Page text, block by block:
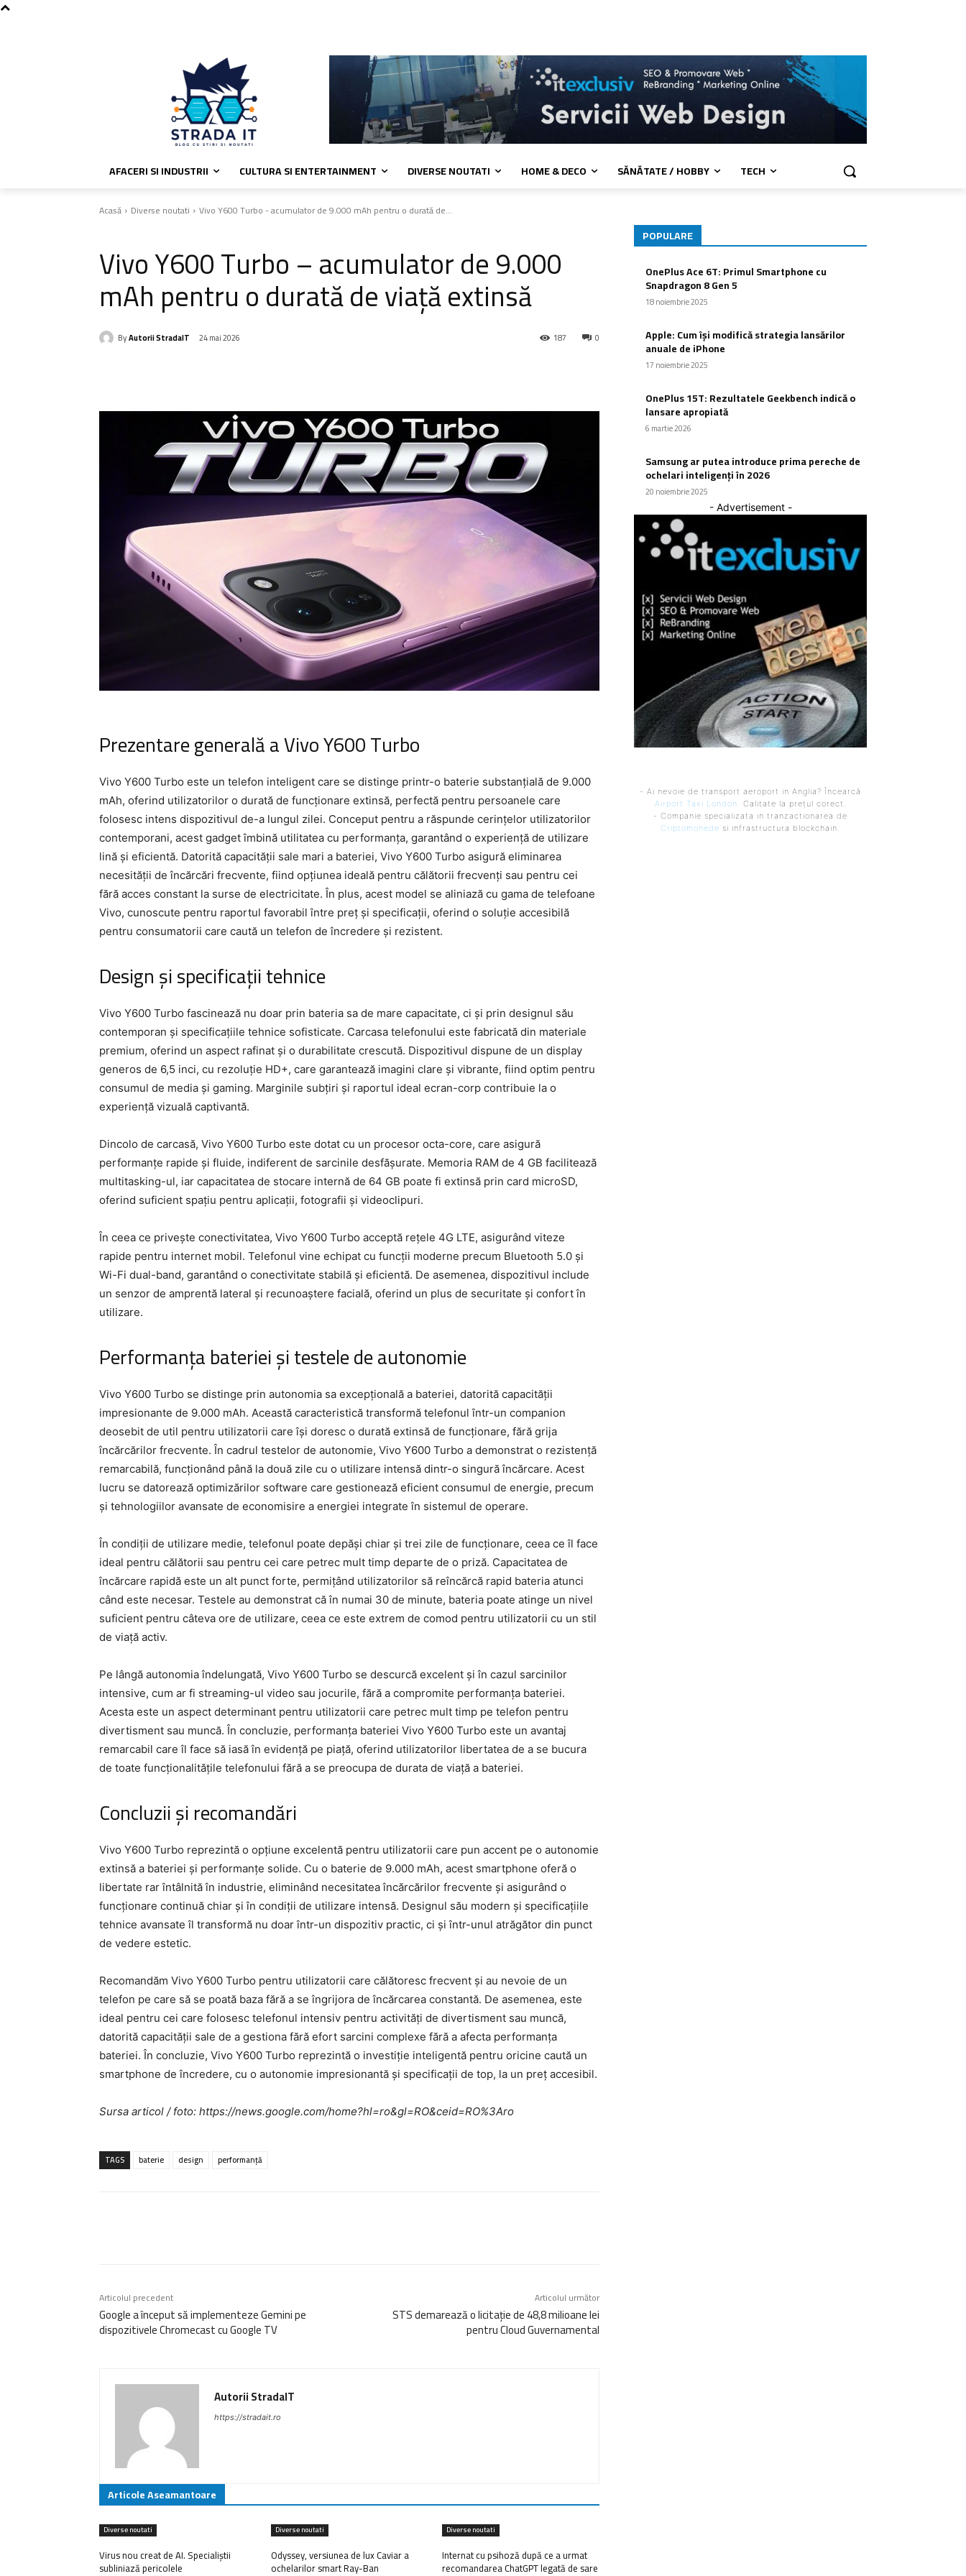
AFACERI SI INDUSTRII CULTURA SI ENTERTAINMENT DIVERSE NOUTATI HOME & DECO SĂNĂTATE / HOBBY TECH
Acasă Diverse noutati Vivo Y600 Turbo - acumulator de 9.000 mAh pentru o durată de...
Vivo Y600 Turbo – acumulator de 9.000
mAh pentru o durată de viață extinsă
ByAutorii StradaIT 24 mai 2026 0
187
Prezentare generală a Vivo Y600 Turbo
Vivo Y600 Turbo este un telefon inteligent care se distinge printr-o baterie substanțială de 9.000
mAh, oferind utilizatorilor o durată de funcționare extinsă, perfectă pentru persoanele care
folosesc intens dispozitivul de-a lungul zilei. Conceput pentru a răspunde cerințelor utilizatorilor
contemporani, acest gadget îmbină utilitatea cu performanța, garantând o experiență de utilizare
lină și eficientă. Datorită capacității sale mari a bateriei, Vivo Y600 Turbo asigură eliminarea
necesității de încărcări frecvente, fiind opțiunea ideală pentru călătorii frecvenți sau pentru cei
fără acces constant la surse de electricitate. În plus, acest model se aliniază cu gama de telefoane
Vivo, cunoscute pentru raportul favorabil între preț și specificații, oferind o soluție accesibilă
pentru consumatorii care caută un telefon de încredere și rezistent.
Design și specificații tehnice
Vivo Y600 Turbo fascinează nu doar prin bateria sa de mare capacitate, ci și prin designul său
contemporan și specificațiile tehnice sofisticate. Carcasa telefonului este fabricată din materiale
premium, oferind un aspect rafinat și o durabilitate crescută. Dispozitivul dispune de un display
generos de 6,5 inci, cu rezoluție HD+, care garantează imagini clare și vibrante, fiind optim pentru
consumul de media și gaming. Marginile subțiri și raportul ideal ecran-corp contribuie la o
experiență vizuală captivantă.
Dincolo de carcasă, Vivo Y600 Turbo este dotat cu un procesor octa-core, care asigură
performanțe rapide și fluide, indiferent de sarcinile desfășurate. Memoria RAM de 4 GB facilitează
multitasking-ul, iar capacitatea de stocare internă de 64 GB poate fi extinsă prin card microSD,
oferind suficient spațiu pentru aplicații, fotografii și videoclipuri.
În ceea ce privește conectivitatea, Vivo Y600 Turbo acceptă rețele 4G LTE, asigurând viteze
rapide pentru internet mobil. Telefonul vine echipat cu funcții moderne precum Bluetooth 5.0 și
Wi-Fi dual-band, garantând o conectivitate stabilă și eficientă. De asemenea, dispozitivul include
un senzor de amprentă lateral și recunoaștere facială, oferind un plus de securitate și confort în
utilizare.
Performanța bateriei și testele de autonomie
Vivo Y600 Turbo se distinge prin autonomia sa excepțională a bateriei, datorită capacității
impresionante de 9.000 mAh. Această caracteristică transformă telefonul într-un companion
deosebit de util pentru utilizatorii care își doresc o durată extinsă de funcționare, fără grija
încărcărilor frecvente. În cadrul testelor de autonomie, Vivo Y600 Turbo a demonstrat o rezistență
remarcabilă, funcționând până la două zile cu o utilizare intensă dintr-o singură încărcare. Acest
lucru se datorează optimizărilor software care gestionează eficient consumul de energie, precum
și tehnologiilor avansate de economisire a energiei integrate în sistemul de operare.
În condiții de utilizare medie, telefonul poate depăși chiar și trei zile de funcționare, ceea ce îl face
ideal pentru călătorii sau pentru cei care petrec mult timp departe de o priză. Capacitatea de
încărcare rapidă este un alt punct forte, permițând utilizatorilor să reîncărcă rapid bateria atunci
când este necesar. Testele au demonstrat că în numai 30 de minute, bateria poate atinge un nivel
suficient pentru câteva ore de utilizare, ceea ce este extrem de comod pentru utilizatorii cu un stil
de viață activ.
Pe lângă autonomia îndelungată, Vivo Y600 Turbo se descurcă excelent și în cazul sarcinilor
intensive, cum ar fi streaming-ul video sau jocurile, fără a compromite performanța bateriei.
Acesta este un aspect determinant pentru utilizatorii care petrec mult timp pe telefon pentru
divertisment sau muncă. În concluzie, performanța bateriei Vivo Y600 Turbo este un avantaj
remarcabil care îl face să iasă în evidență pe piață, oferind utilizatorilor libertatea de a se bucura
de toate funcționalitățile telefonului fără a se preocupa de durata de viață a bateriei.
Concluzii și recomandări
Vivo Y600 Turbo reprezintă o opțiune excelentă pentru utilizatorii care pun accent pe o autonomie
extinsă a bateriei și performanțe solide. Cu o baterie de 9.000 mAh, acest smartphone oferă o
libertate rar întâlnită în industrie, eliminând necesitatea încărcărilor frecvente și asigurând o
funcționare continuă chiar și în condiții de utilizare intensă. Designul său modern și specificațiile
tehnice avansate îl transformă nu doar într-un dispozitiv practic, ci și într-unul atrăgător din punct
de vedere estetic.
Recomandăm Vivo Y600 Turbo pentru utilizatorii care călătoresc frecvent și au nevoie de un
telefon pe care să se poată baza fără a se îngrijora de încărcarea constantă. De asemenea, este
ideal pentru cei care folosesc telefonul intensiv pentru activități de divertisment sau muncă,
datorită capacității sale de a gestiona fără efort sarcini complexe fără a afecta performanța
bateriei. În concluzie, Vivo Y600 Turbo reprezintă o investiție inteligentă pentru oricine caută un
smartphone de încredere, cu o autonomie impresionantă și specificații de top, la un preț accesibil.
Sursa articol / foto: https://news.google.com/home?hl=ro&gl=RO&ceid=RO%3Aro
TAGS baterie design performanță
Articolul precedent
Google a început să implementeze Gemini pe
dispozitivele Chromecast cu Google TV
Articolul următor
STS demarează o licitație de 48,8 milioane lei
pentru Cloud Guvernamental
Autorii StradaIT
https://stradait.ro
Articole Aseamantoare
Diverse noutati
Virus nou creat de AI. Specialiștii
subliniază pericolele
Diverse noutati
Odyssey, versiunea de lux Caviar a
ochelarilor smart Ray-Ban
Diverse noutati
Internat cu psihoză după ce a urmat
recomandarea ChatGPT legată de sare
POPULARE
OnePlus Ace 6T: Primul Smartphone cu
Snapdragon 8 Gen 5
18 noiembrie 2025
Apple: Cum își modifică strategia lansărilor
anuale de iPhone
17 noiembrie 2025
OnePlus 15T: Rezultatele Geekbench indică o
lansare apropiată
6 martie 2026
Samsung ar putea introduce prima pereche de
ochelari inteligenți în 2026
20 noiembrie 2025
- Advertisement -
- Ai nevoie de transport aeroport in Anglia? Încearcă
Airport Taxi London. Calitate la prețul corect.
- Companie specializata in tranzactionarea de
Criptomonede si infrastructura blockchain.